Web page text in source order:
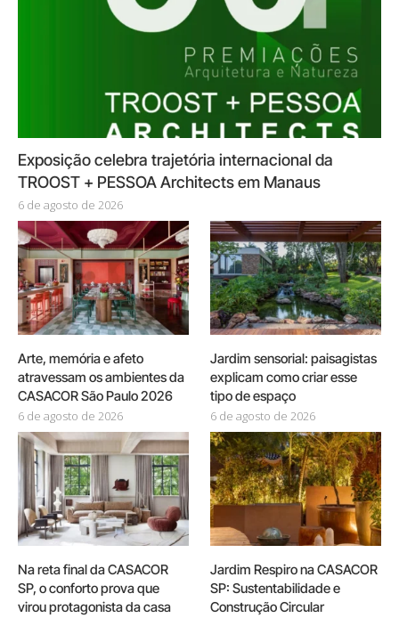
Exposição celebra trajetória internacional da
TROOST + PESSOA Architects em Manaus
6 de agosto de 2026
Arte, memória e afeto
atravessam os ambientes da
CASACOR São Paulo 2026
6 de agosto de 2026
Jardim sensorial: paisagistas
explicam como criar esse
tipo de espaço
6 de agosto de 2026
Na reta final da CASACOR
SP, o conforto prova que
virou protagonista da casa
Jardim Respiro na CASACOR
SP: Sustentabilidade e
Construção Circular